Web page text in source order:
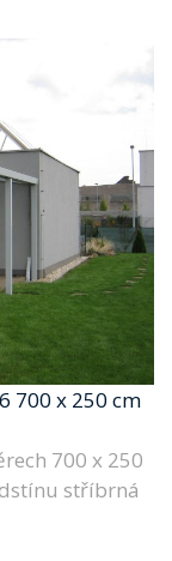
700 x 250 cm
700 x 250
stříbrná